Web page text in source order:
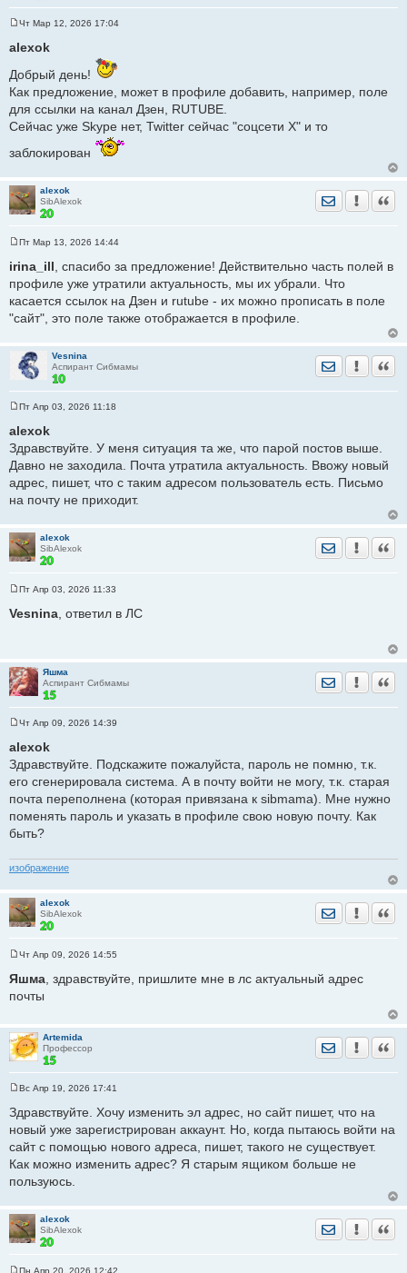
о
щ
н
и
Чт Мар 12, 2026 17:04
alexok
Добрый день!
Как предложение, может в профиле добавить, например, поле
для ссылки на канал Дзен, RUTUBE.
Сейчас уже Skype нет, Twitter сейчас "соцсети X" и то
заблокирован
alexok
SibAlexok
Отправить
о
о
б
е
н
Пт Мар 13, 2026 14:44
irina_ill , спасибо за предложение! Действительно часть полей в
профиле уже утратили актуальность, мы их убрали. Что
касается ссылок на Дзен и rutube - их можно прописать в поле
"сайт", это поле также отображается в профиле.
Vesnina
Аспирант Сибмамы
Отправить
о
б
е
н
и
е
Пт Апр 03, 2026 11:18
alexok
Здравствуйте. У меня ситуация та же, что парой постов выше.
Давно не заходила. Почта утратила актуальность. Ввожу новый
адрес, пишет, что с таким адресом пользователь есть. Письмо
на почту не приходит.
alexok
SibAlexok
Отправить
о
н
и
е
Пт Апр 03, 2026 11:33
Vesnina , ответил в ЛС
Яшма
Аспирант Сибмамы
Отправить
о
б
е
н
е
Чт Апр 09, 2026 14:39
alexok
Здравствуйте. Подскажите пожалуйста, пароль не помню, т.к.
его сгенерировала система. А в почту войти не могу, т.к. старая
почта переполнена (которая привязана к sibmama). Мне нужно
поменять пароль и указать в профиле свою новую почту. Как
быть?
изображение
alexok
SibAlexok
Отправить
о
б
н
и
е
Чт Апр 09, 2026 14:55
Яшма , здравствуйте, пришлите мне в лс актуальный адрес
почты
Artemida
Профессор
Отправить
о
б
е
н
е
Вс Апр 19, 2026 17:41
Здравствуйте. Хочу изменить эл адрес, но сайт пишет, что на
новый уже зарегистрирован аккаунт. Но, когда пытаюсь войти на
сайт с помощью нового адреса, пишет, такого не существует.
Как можно изменить адрес? Я старым ящиком больше не
пользуюсь.
alexok
SibAlexok
Отправить
Пн Апр 20, 2026 12:42